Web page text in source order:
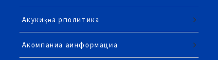
Акукиқәа рполитика
Акомпаниа аинформациа